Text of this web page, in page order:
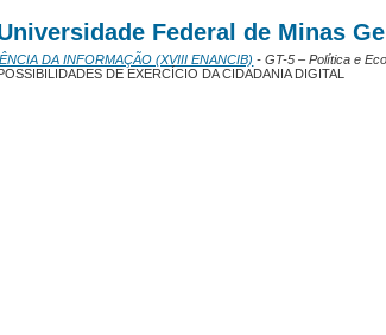
Federal de Minas
DA INFORMAÇÃO (XVIII ENANCIB) - GT-5 – Política e
DE EXERCÍCIO DA CIDADANIA DIGITAL